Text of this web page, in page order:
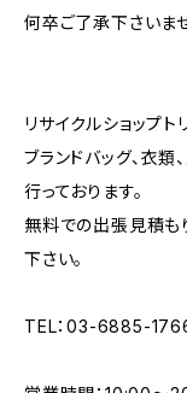
何卒ご了承下さいませ
リサイクルショップ
ブランドバッグ、衣
行っております。
無料での出張見積も
下さい。
TEL：03-6885-